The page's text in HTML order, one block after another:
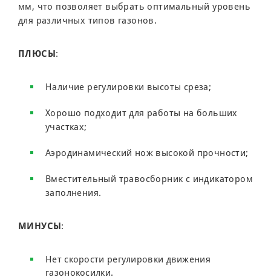
мм, что позволяет выбрать оптимальный уровень
для различных типов газонов.
ПЛЮСЫ:
Наличие регулировки высоты среза;
Хорошо подходит для работы на больших
участках;
Аэродинамический нож высокой прочности;
Вместительный травосборник с индикатором
заполнения.
МИНУСЫ:
Нет скорости регулировки движения
газонокосилки.